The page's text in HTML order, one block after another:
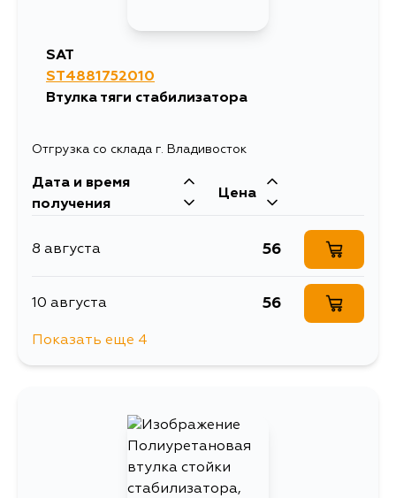
SAT
ST4881752010
Втулка тяги стабилизатора
Отгрузка со склада г. Владивосток
Дата и время
получения
Цена
8 августа 56
10 августа 56
Показать еще 4